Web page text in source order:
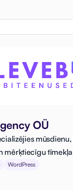
OÜ
mērķtiecīgu
WordPress